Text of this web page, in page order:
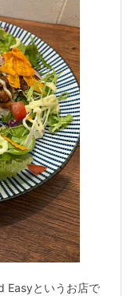
Easyというお店で